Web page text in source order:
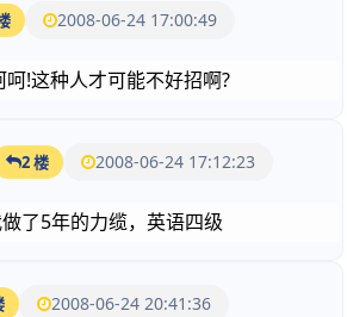
2008-06-24 17:00:49
!这种人才可能不好招啊?
2 楼 2008-06-24 17:12:23
了5年的力缆，英语四级
2008-06-24 20:41:36